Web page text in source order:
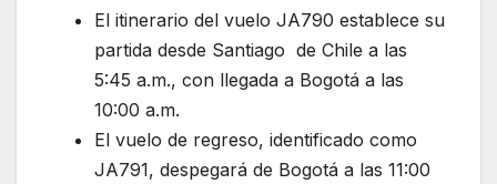
El itinerario del vuelo JA790 establece su
partida desde Santiago de Chile a las
5:45 a.m., con llegada a Bogotá a las
10:00 a.m.
El vuelo de regreso, identificado como
JA791, despegará de Bogotá a las 11:00